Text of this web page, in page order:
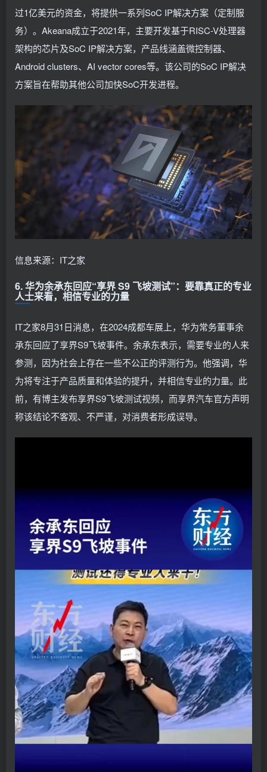
过1亿美元的资金，将提供一系列SoC IP解决方案（定制服
务）。Akeana成立于2021年，主要开发基于RISC-V处理器
架构的芯片及SoC IP解决方案，产品线涵盖微控制器、
Android clusters、AI vector cores等。该公司的SoC IP解决
方案旨在帮助其他公司加快SoC开发进程。
信息来源：IT之家
6. 华为余承东回应“享界 S9 飞坡测试”：要靠真正的专业
人士来看，相信专业的力量
IT之家8月31日消息，在2024成都车展上，华为常务董事余
承东回应了享界S9飞坡事件。余承东表示，需要专业的人来
参测，因为社会上存在一些不公正的评测行为。他强调，华
为将专注于产品质量和体验的提升，并相信专业的力量。此
前，有博主发布享界S9飞坡测试视频，而享界汽车官方声明
称该结论不客观、不严谨，对消费者形成误导。